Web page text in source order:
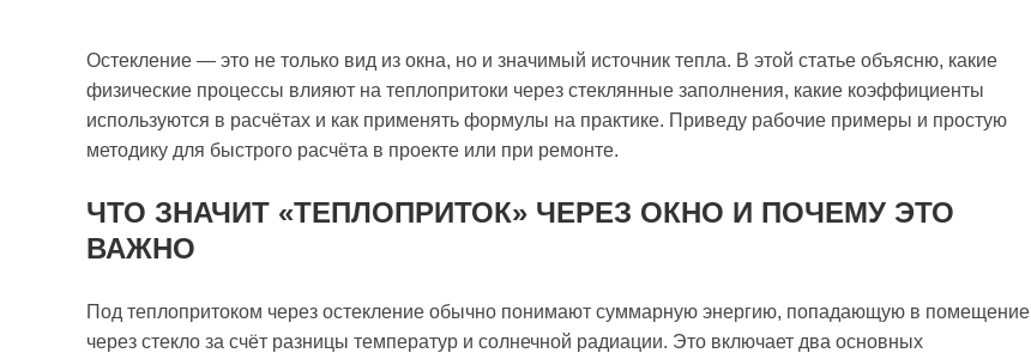
Остекление — это не только вид из окна, но и значимый источник тепла. В этой статье объясню, какие
физические процессы влияют на теплопритоки через стеклянные заполнения, какие коэффициенты
используются в расчётах и как применять формулы на практике. Приведу рабочие примеры и простую
методику для быстрого расчёта в проекте или при ремонте.
ЧТО ЗНАЧИТ «ТЕПЛОПРИТОК» ЧЕРЕЗ ОКНО И ПОЧЕМУ ЭТО
ВАЖНО
Под теплопритоком через остекление обычно понимают суммарную энергию, попадающую в помещение
через стекло за счёт разницы температур и солнечной радиации. Это включает два основных